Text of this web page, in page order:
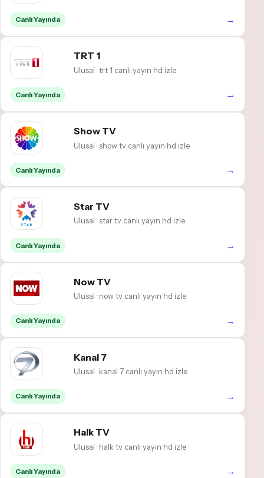
Canlı Yayında →
TRT 1
Ulusal · trt 1 canlı yayın hd izle
Canlı Yayında →
Show TV
Ulusal · show tv canlı yayın hd izle
Canlı Yayında →
Star TV
Ulusal · star tv canlı yayın hd izle
Canlı Yayında →
Now TV
Ulusal · now tv canlı yayın hd izle
Canlı Yayında →
Kanal 7
Ulusal · kanal 7 canlı yayın hd izle
Canlı Yayında →
Halk TV
Ulusal · halk tv canlı yayın hd izle
Canlı Yayında →